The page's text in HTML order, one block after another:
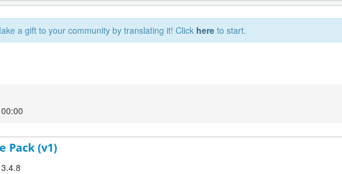
a gift to your community by translating it! Click here to start.
Pack (v1)